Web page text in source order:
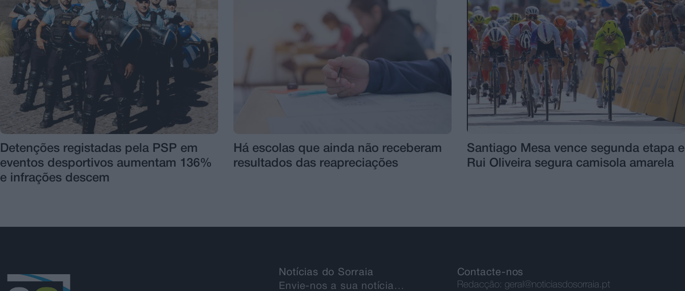
Detenções registadas pela PSP em
eventos desportivos aumentam 136%
e infrações descem
Há escolas que ainda não receberam
resultados das reapreciações
Santiago Mesa vence segunda etapa e
Rui Oliveira segura camisola amarela
Notícias do Sorraia
Envie-nos a sua notícia…
Contacte-nos
Redacção: geral@noticiasdosorraia.pt